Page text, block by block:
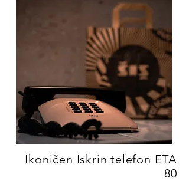
Ikoničen Iskrin telefon ETA
80